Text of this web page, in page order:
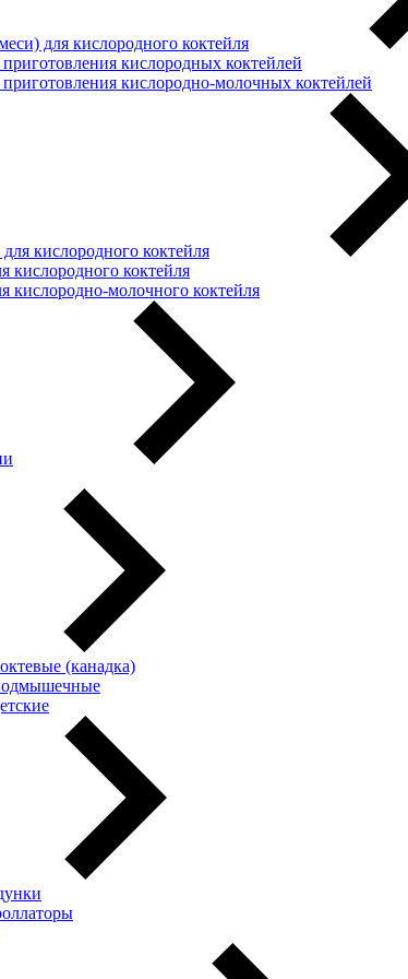
для кислородного коктейля
кислородных коктейлей
кислородно-молочных коктейлей
кислородного коктейля
кислородного коктейля
кислородно-молочного коктейля
(канадка)